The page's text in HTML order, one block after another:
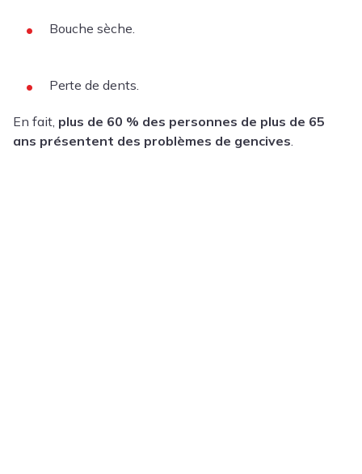
Bouche sèche
Perte de dents.
En fait, plus de 60 % des personnes de plus de 65
ans présentent des problèmes de gencives